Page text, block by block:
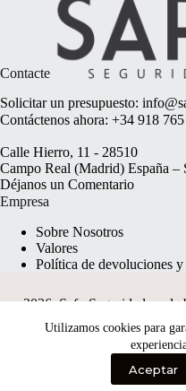
Utilizamos cookies para
Aceptar
Contacte
Solicitar un presupuesto:
Contáctenos ahora: +34 918
Calle Hierro, 11 - 28510
Campo Real (Madrid) España –
Déjanos un Comentario
Empresa
Sobre Nosotros
Valores
Política de devoluciones y
2026, Safy Seguridad